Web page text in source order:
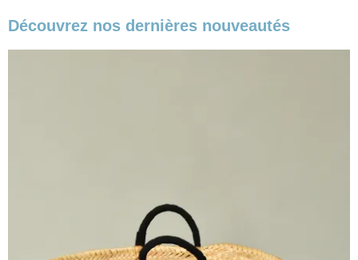
Découvrez nos dernières nouveautés